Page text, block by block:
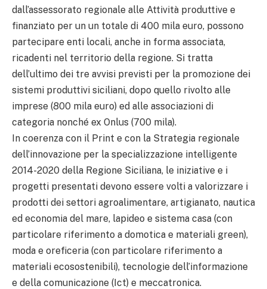
dall’assessorato regionale alle Attività produttive e
finanziato per un un totale di 400 mila euro, possono
partecipare enti locali, anche in forma associata,
ricadenti nel territorio della regione. Si tratta
dell’ultimo dei tre avvisi previsti per la promozione dei
sistemi produttivi siciliani, dopo quello rivolto alle
imprese (800 mila euro) ed alle associazioni di
categoria nonché ex Onlus (700 mila).
In coerenza con il Print e con la Strategia regionale
dell’innovazione per la specializzazione intelligente
2014-2020 della Regione Siciliana, le iniziative e i
progetti presentati devono essere volti a valorizzare i
prodotti dei settori agroalimentare, artigianato, nautica
ed economia del mare, lapideo e sistema casa (con
particolare riferimento a domotica e materiali green),
moda e oreficeria (con particolare riferimento a
materiali ecosostenibili), tecnologie dell’informazione
e della comunicazione (Ict) e meccatronica.